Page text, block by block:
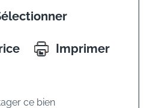
Imprimer
ce bien